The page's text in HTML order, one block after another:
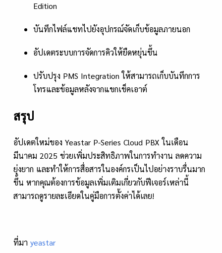
Edition
บันทึกไฟล์แชทไปยังอุปกรณ์จัดเก็บข้อมูลภายนอก
อัปเดตระบบการจัดการคิวให้ยืดหยุ่นขึ้น
ปรับปรุง PMS Integration ให้สามารถเก็บบันทึกการ
โทรและข้อมูลหลังจากแขกเช็คเอาต์
สรุป
อัปเดตใหม่ของ Yeastar P-Series Cloud PBX ในเดือน
มีนาคม 2025 ช่วยเพิ่มประสิทธิภาพในการทำงาน ลดความ
ยุ่งยาก และทำให้การสื่อสารในองค์กรเป็นไปอย่างราบรื่นมาก
ขึ้น หากคุณต้องการข้อมูลเพิ่มเติมเกี่ยวกับฟีเจอร์เหล่านี้
สามารถดูรายละเอียดในคู่มือการตั้งค่าได้เลย!
ที่มา yeastar